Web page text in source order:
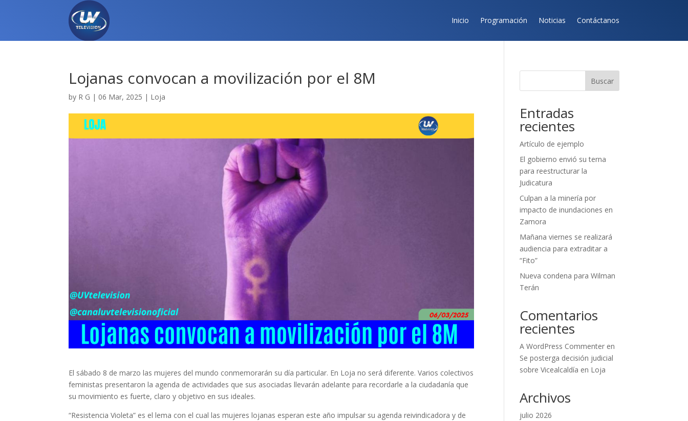
Inicio Programación Noticias Contáctanos
Lojanas convocan a movilización por el 8M
by R G | 06 Mar, 2025 | Loja
El sábado 8 de marzo las mujeres del mundo conmemorarán su día particular. En Loja no será diferente. Varios colectivos
feministas presentaron la agenda de actividades que sus asociadas llevarán adelante para recordarle a la ciudadanía que
su movimiento es fuerte, claro y objetivo en sus ideales.
“Resistencia Violeta” es el lema con el cual las mujeres lojanas esperan este año impulsar su agenda reivindicadora y de
Buscar
Entradas
recientes
Artículo de ejemplo
El gobierno envió su terna
para reestructurar la
Judicatura
Culpan a la minería por
impacto de inundaciones en
Zamora
Mañana viernes se realizará
audiencia para extraditar a
“Fito”
Nueva condena para Wilman
Terán
Comentarios
recientes
A WordPress Commenter en
Se posterga decisión judicial
sobre Vicealcaldía en Loja
Archivos
julio 2026